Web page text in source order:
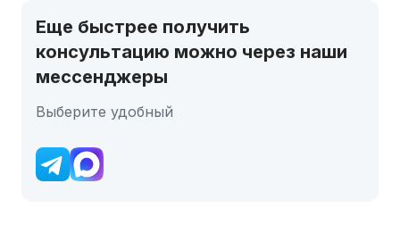
Еще быстрее получить
консультацию можно через наши
мессенджеры
Выберите удобный